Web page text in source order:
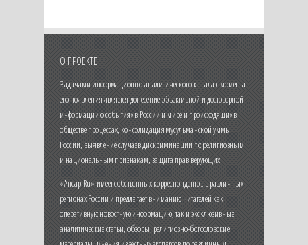
О ПРОЕКТЕ
Задачами информационно-аналитического канала с момента
его появления является донесение объективной и достоверной
информации о событиях в России и мире и происходящих в
обществе процессах, консолидация мусульманской уммы
России, выявление случаев дискриминации по религиозным
и национальным признакам, защита прав верующих.
«Ансар.Ru» имеет собственных корреспондентов в различных
регионах России и предлагает вниманию читателей как
оперативную новостную информацию, так и эксклюзивные
аналитические статьи, обзоры, религиозно-богословские